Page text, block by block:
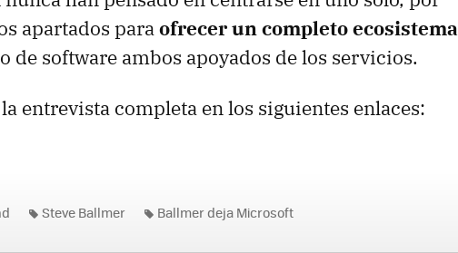
apartados paraofrecer un completo ecosistema
de software ambos apoyados de los servicios.
entrevista completa en los siguientes enlaces:
Steve Ballmer Ballmer deja Microsoft